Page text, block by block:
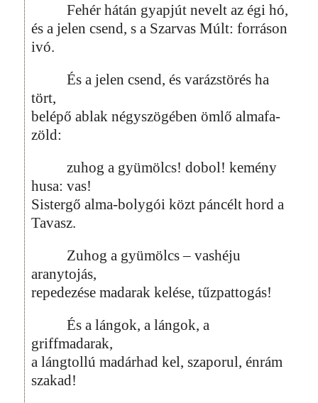
Fehér hátán gyapjút nevelt az égi hó,
és a jelen csend, s a Szarvas Múlt: forráson
ivó.
És a jelen csend, és varázstörés ha
tört,
belépő ablak négyszögében ömlő almafa-
zöld:
zuhog a gyümölcs! dobol! kemény
husa: vas!
Sistergő alma-bolygói közt páncélt hord a
Tavasz.
Zuhog a gyümölcs – vashéju
aranytojás,
repedezése madarak kelése, tűzpattogás!
És a lángok, a lángok, a
griffmadarak,
a lángtollú madárhad kel, szaporul, énrám
szakad!